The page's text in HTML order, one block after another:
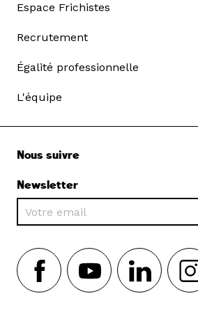
Espace Frichistes
Recrutement
Égalité professionnelle
L'équipe
Nous suivre
Newsletter